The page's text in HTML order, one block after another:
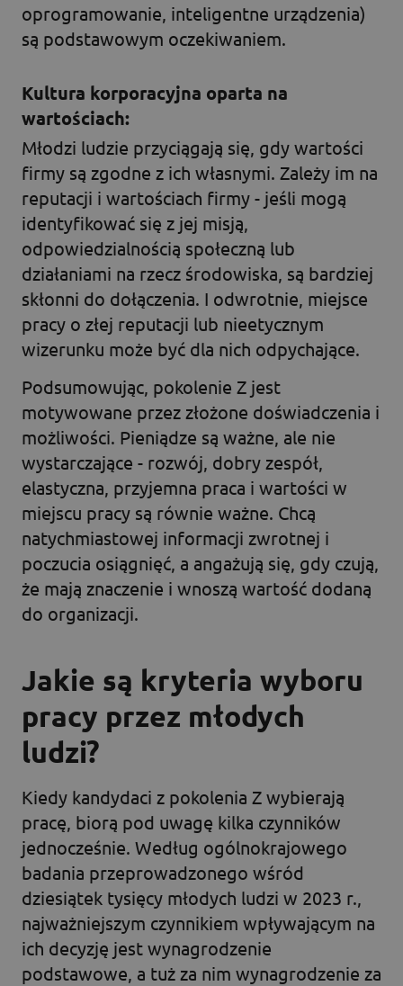
oprogramowanie, inteligentne urządzenia)
są podstawowym oczekiwaniem.
Kultura korporacyjna oparta na
wartościach:
Młodzi ludzie przyciągają się, gdy wartości
firmy są zgodne z ich własnymi. Zależy im na
reputacji i wartościach firmy - jeśli mogą
identyfikować się z jej misją,
odpowiedzialnością społeczną lub
działaniami na rzecz środowiska, są bardziej
skłonni do dołączenia. I odwrotnie, miejsce
pracy o złej reputacji lub nieetycznym
wizerunku może być dla nich odpychające.
Podsumowując, pokolenie Z jest
motywowane przez złożone doświadczenia i
możliwości. Pieniądze są ważne, ale nie
wystarczające - rozwój, dobry zespół,
elastyczna, przyjemna praca i wartości w
miejscu pracy są równie ważne. Chcą
natychmiastowej informacji zwrotnej i
poczucia osiągnięć, a angażują się, gdy czują,
że mają znaczenie i wnoszą wartość dodaną
do organizacji.
Jakie są kryteria wyboru
pracy przez młodych
ludzi?
Kiedy kandydaci z pokolenia Z wybierają
pracę, biorą pod uwagę kilka czynników
jednocześnie. Według ogólnokrajowego
badania przeprowadzonego wśród
dziesiątek tysięcy młodych ludzi w 2023 r.,
najważniejszym czynnikiem wpływającym na
ich decyzję jest wynagrodzenie
podstawowe, a tuż za nim wynagrodzenie za